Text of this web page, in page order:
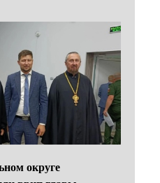
округе